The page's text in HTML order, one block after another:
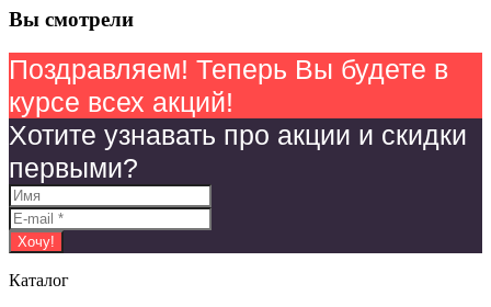
Вы смотрели
Поздравляем! Теперь Вы будете в
курсе всех акций!
Хотите узнавать про акции и скидки
первыми?
Каталог